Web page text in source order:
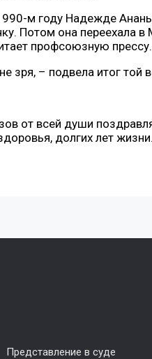
м году Надежде
Потом она переехала
профсоюзную прессу.
зря, – подвела итог той
от всей души
долгих лет жизни.
Представление в суде